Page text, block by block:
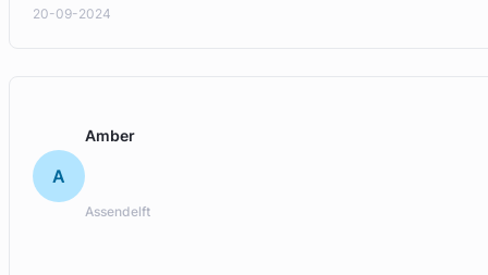
20-09-2024
A
Amber
Assendelft